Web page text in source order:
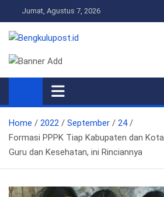
to
content
Jumat, Agustus 7, 2026
Bengkulupost.id
Bengkulupost
Home 2022 September
24
Formasi PPPK Tiap Kabupaten dan
Guru dan Kesehatan, ini Rinciannya